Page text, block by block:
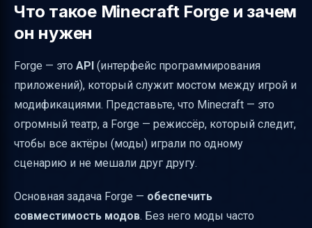
Кто авторы и лицензия Forge
Разница между Forge и OptiFine
Как выбрать версии Forge и OptiFine
Советы по настройке OptiFine для
повышения FPS
Как избежать конфликтов модов и
проблем с Forge и OptiFine
Организация папки mods и правила
Как обновлять Forge и моды
Что такое Minecraft Forge и зачем
он нужен
Forge — это API (интерфейс программирования
приложений), который служит мостом между игрой и
модификациями. Представьте, что Minecraft — это
огромный театр, а Forge — режиссёр, который следит,
чтобы все актёры (моды) играли по одному
сценарию и не мешали друг другу.
Основная задача Forge — обеспечить
совместимость модов. Без него моды часто